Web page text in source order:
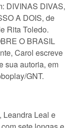
DIVINAS DIVAS,
A DOIS, de
Rita Toledo.
O BRASIL
Carol escreve
sua autoria, em
GNT.
Leandra Leal e